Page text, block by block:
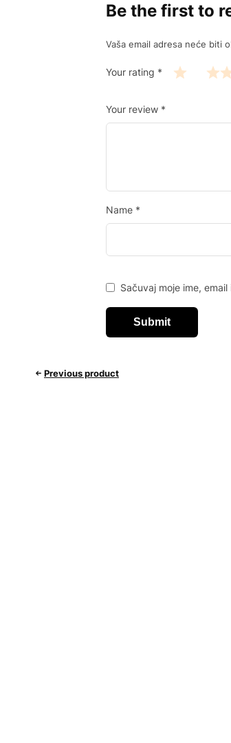
Be the first to
Vaša email adresa neće biti
Your rating *
Your review *
Name *
Sačuvaj moje ime,
Previous product